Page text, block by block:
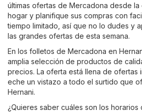
últimas ofertas de Mercadona desde
hogar y planifique sus compras con
tiempo limitado, así que no lo dudes y
las grandes ofertas de esta semana.
En los folletos de Mercadona en
amplia selección de productos de
precios. La oferta está llena de ofertas
eche un vistazo a todo el surtido que
Hernani.
¿Quieres saber cuáles son los horarios